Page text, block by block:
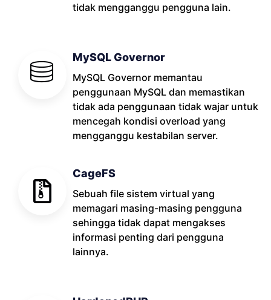
tidak mengganggu pengguna lain.
MySQL Governor
MySQL Governor memantau
penggunaan MySQL dan memastikan
tidak ada penggunaan tidak wajar untuk
mencegah kondisi overload yang
mengganggu kestabilan server.
CageFS
Sebuah file sistem virtual yang
memagari masing-masing pengguna
sehingga tidak dapat mengakses
informasi penting dari pengguna
lainnya.